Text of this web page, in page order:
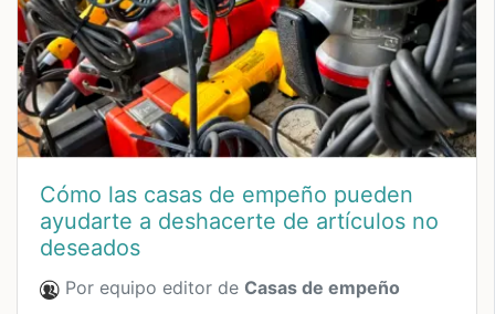
Cómo las casas de empeño pueden
ayudarte a deshacerte de artículos no
deseados
Por equipo editor de Casas de empeño